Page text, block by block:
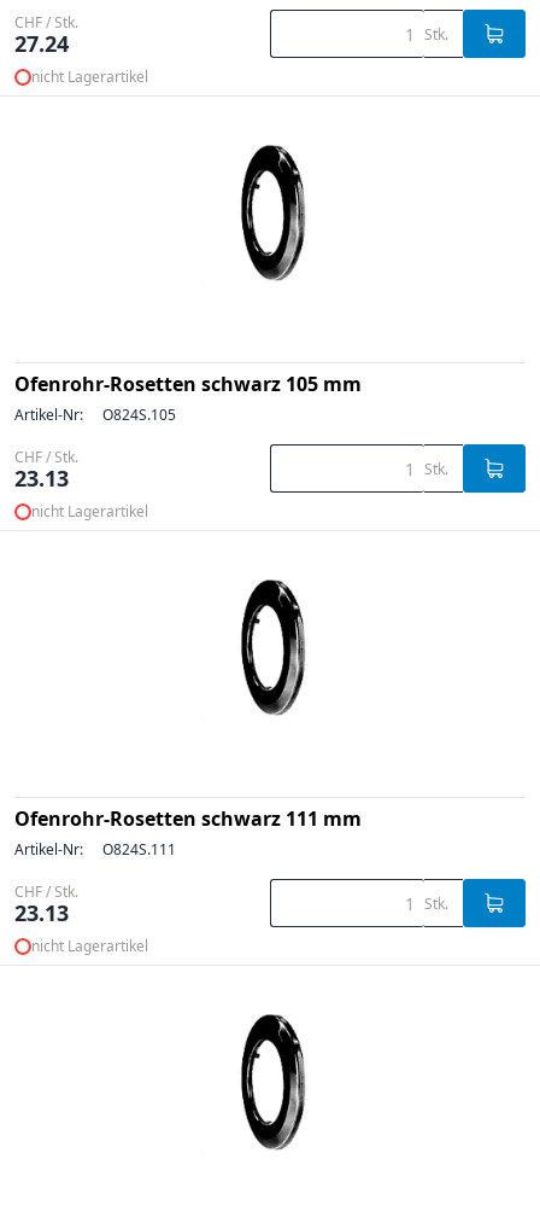
CHF / Stk.
27.24 Stk.
nicht Lagerartikel
Ofenrohr-Rosetten schwarz 105 mm
Artikel-Nr: O824S.105
CHF / Stk.
23.13 Stk.
nicht Lagerartikel
Ofenrohr-Rosetten schwarz 111 mm
Artikel-Nr: O824S.111
CHF / Stk.
23.13 Stk.
nicht Lagerartikel